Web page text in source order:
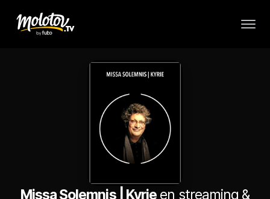
Missa Solemnis | Kyrie en streaming &